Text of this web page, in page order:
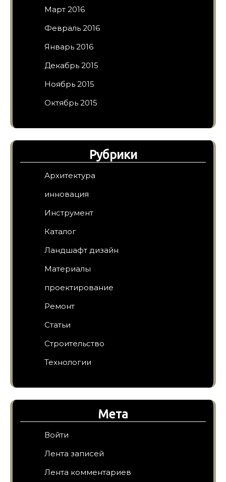
Март 2016
Февраль 2016
Январь 2016
Декабрь 2015
Ноябрь 2015
Октябрь 2015
Рубрики
Архитектура
инновация
Инструмент
Каталог
Ландшафт дизайн
Материалы
проектирование
Ремонт
Статьи
Строительство
Технологии
Мета
Войти
Лента записей
Лента комментариев